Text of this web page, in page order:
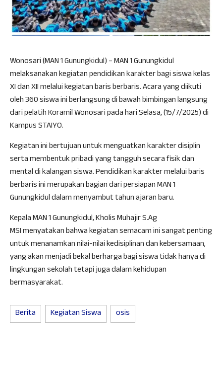
Wonosari (MAN 1 Gunungkidul) – MAN 1 Gunungkidul
melaksanakan kegiatan pendidikan karakter bagi siswa kelas
XI dan XII melalui kegiatan baris berbaris. Acara yang diikuti
oleh 360 siswa ini berlangsung di bawah bimbingan langsung
dari pelatih Koramil Wonosari pada hari Selasa, (15/7/2025) di
Kampus STAIYO.
Kegiatan ini bertujuan untuk menguatkan karakter disiplin
serta membentuk pribadi yang tangguh secara fisik dan
mental di kalangan siswa. Pendidikan karakter melalui baris
berbaris ini merupakan bagian dari persiapan MAN 1
Gunungkidul dalam menyambut tahun ajaran baru.
Kepala MAN 1 Gunungkidul, Kholis Muhajir S.Ag
MSI menyatakan bahwa kegiatan semacam ini sangat penting
untuk menanamkan nilai-nilai kedisiplinan dan kebersamaan,
yang akan menjadi bekal berharga bagi siswa tidak hanya di
lingkungan sekolah tetapi juga dalam kehidupan
bermasyarakat.
Berita Kegiatan Siswa osis